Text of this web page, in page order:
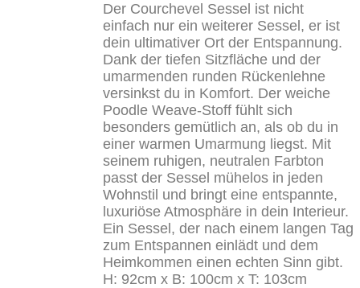
Der Courchevel Sessel ist nicht
einfach nur ein weiterer Sessel, er ist
dein ultimativer Ort der Entspannung.
Dank der tiefen Sitzfläche und der
umarmenden runden Rückenlehne
versinkst du in Komfort. Der weiche
Poodle Weave-Stoff fühlt sich
besonders gemütlich an, als ob du in
einer warmen Umarmung liegst. Mit
seinem ruhigen, neutralen Farbton
passt der Sessel mühelos in jeden
Wohnstil und bringt eine entspannte,
luxuriöse Atmosphäre in dein Interieur.
Ein Sessel, der nach einem langen Tag
zum Entspannen einlädt und dem
Heimkommen einen echten Sinn gibt.
H: 92cm x B: 100cm x T: 103cm